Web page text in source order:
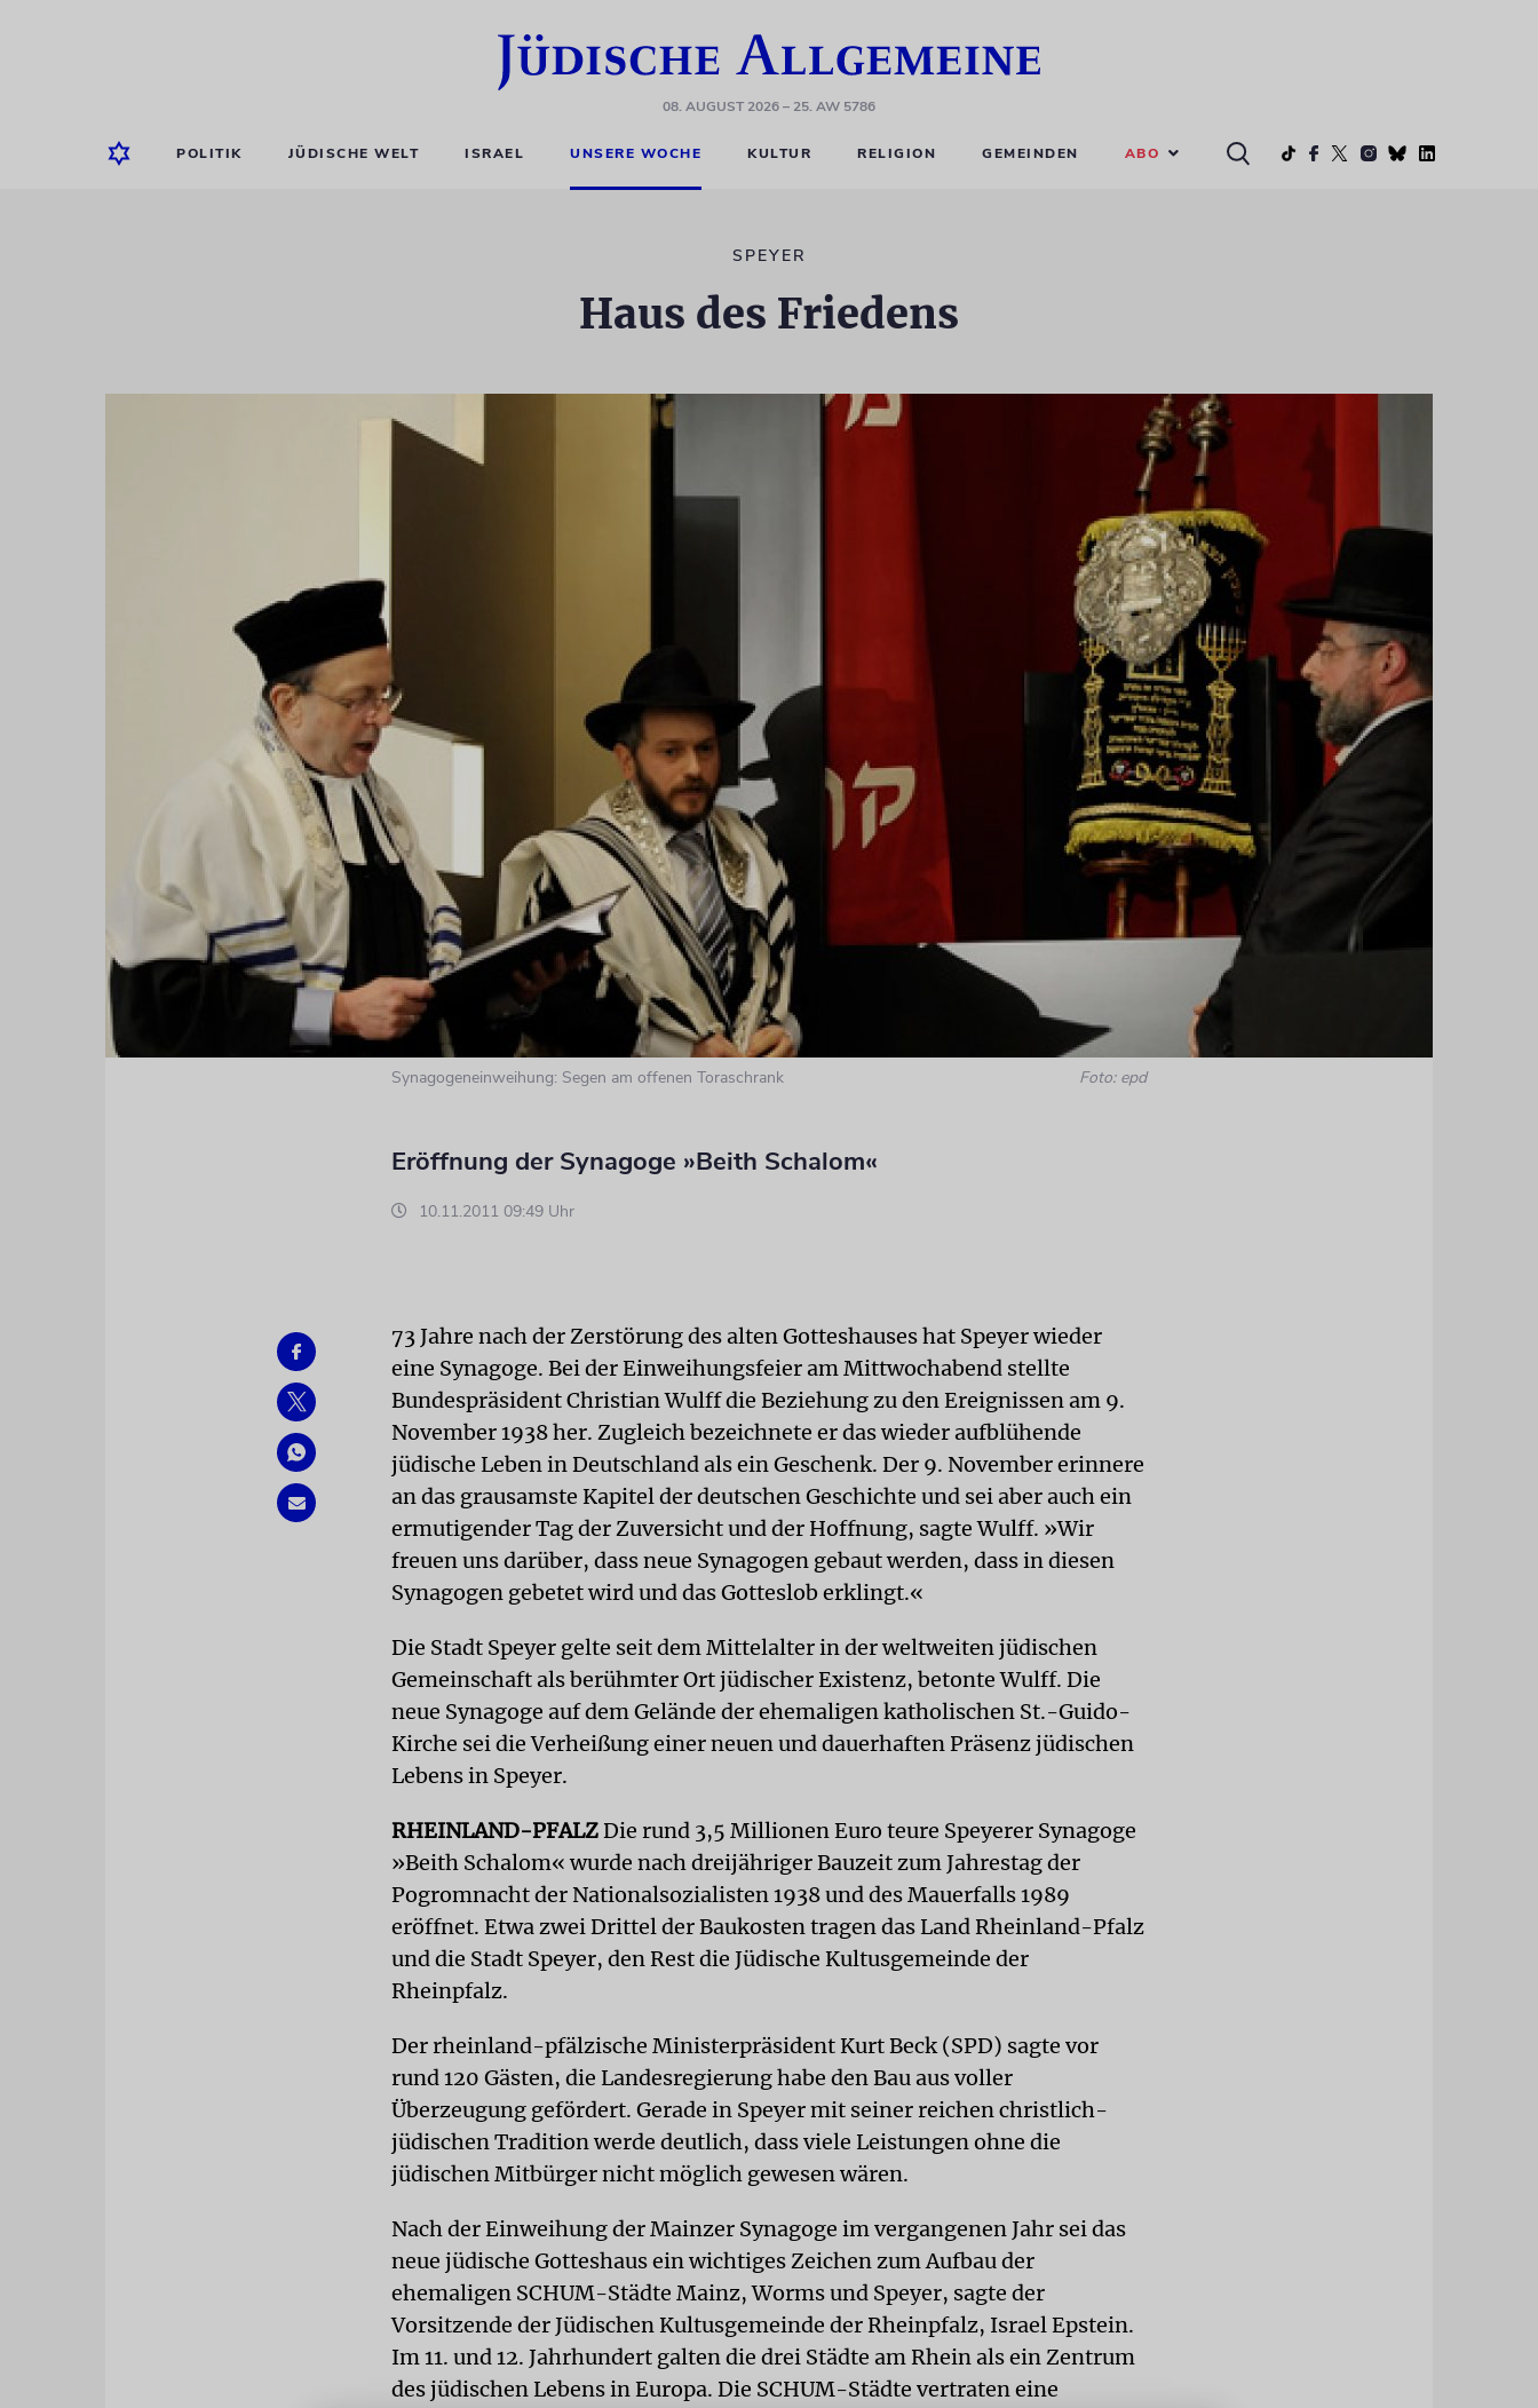
08. AUGUST 2026– 25. AW 5786
POLITIK JÜDISCHE WELT ISRAEL UNSERE WOCHE KULTUR RELIGION GEMEINDEN ABO
SPEYER
Haus des Friedens
Synagogeneinweihung: Segen am offenen Toraschrank Foto: epd
Eröffnung der Synagoge »Beith Schalom«
10.11.2011 09:49 Uhr
73 Jahre nach der Zerstörung des alten Gotteshauses hat Speyer wieder
eine Synagoge. Bei der Einweihungsfeier am Mittwochabend stellte
Bundespräsident Christian Wulff die Beziehung zu den Ereignissen am 9.
November 1938 her. Zugleich bezeichnete er das wieder aufblühende
jüdische Leben in Deutschland als ein Geschenk. Der 9. November erinnere
an das grausamste Kapitel der deutschen Geschichte und sei aber auch ein
ermutigender Tag der Zuversicht und der Hoffnung, sagte Wulff. »Wir
freuen uns darüber, dass neue Synagogen gebaut werden, dass in diesen
Synagogen gebetet wird und das Gotteslob erklingt.«
Die Stadt Speyer gelte seit dem Mittelalter in der weltweiten jüdischen
Gemeinschaft als berühmter Ort jüdischer Existenz, betonte Wulff. Die
neue Synagoge auf dem Gelände der ehemaligen katholischen St.-Guido-
Kirche sei die Verheißung einer neuen und dauerhaften Präsenz jüdischen
Lebens in Speyer.
RHEINLAND-PFALZDie rund 3,5 Millionen Euro teure Speyerer Synagoge
»Beith Schalom« wurde nach dreijähriger Bauzeit zum Jahrestag der
Pogromnacht der Nationalsozialisten 1938 und des Mauerfalls 1989
eröffnet. Etwa zwei Drittel der Baukosten tragen das Land Rheinland-Pfalz
und die Stadt Speyer, den Rest die Jüdische Kultusgemeinde der
Rheinpfalz.
Der rheinland-pfälzische Ministerpräsident Kurt Beck (SPD) sagte vor
rund 120 Gästen, die Landesregierung habe den Bau aus voller
Überzeugung gefördert. Gerade in Speyer mit seiner reichen christlich-
jüdischen Tradition werde deutlich, dass viele Leistungen ohne die
jüdischen Mitbürger nicht möglich gewesen wären.
Nach der Einweihung der Mainzer Synagoge im vergangenen Jahr sei das
neue jüdische Gotteshaus ein wichtiges Zeichen zum Aufbau der
ehemaligen SCHUM-Städte Mainz, Worms und Speyer, sagte der
Vorsitzende der Jüdischen Kultusgemeinde der Rheinpfalz, Israel Epstein.
Im 11. und 12. Jahrhundert galten die drei Städte am Rhein als ein Zentrum
des jüdischen Lebens in Europa. Die SCHUM-Städte vertraten eine